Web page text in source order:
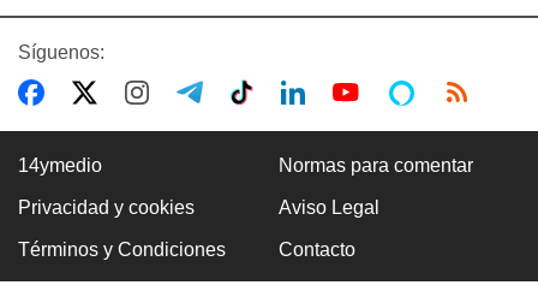
BOXEO
El boxeo masculino cubano se quedó sin títulos
Síguenos:
14ymedio Normas para comentar
Privacidad y cookies Aviso Legal
Términos y Condiciones Contacto